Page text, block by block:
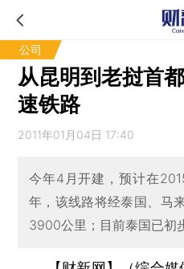
公司
从昆明到老挝首
速铁路
2011年01月04日 17:40
今年4月开建，预计在
年，该线路将经泰国、马
3900公里；目前泰国已初